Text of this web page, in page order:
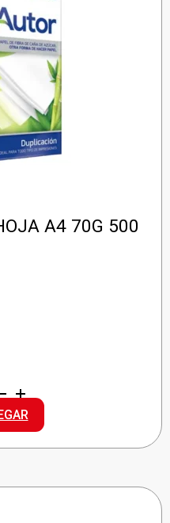
A4 70G 500